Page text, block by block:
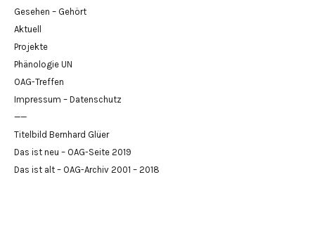
Gesehen – Gehört
Aktuell
Projekte
Phänologie UN
OAG-Treffen
Impressum – Datenschutz
——
Titelbild Bernhard Glüer
Das ist neu – OAG-Seite 2019
Das ist alt – OAG-Archiv 2001 – 2018